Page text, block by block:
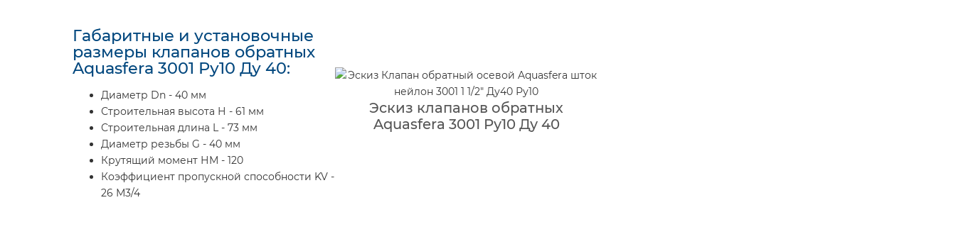
Габаритные и установочные
размеры клапанов обратных
Aquasfera 3001 Ру10 Ду 40:
Диаметр Dn - 40 мм
Строительная высота Н - 61 мм
Строительная длина L - 73 мм
Диаметр резьбы G - 40 мм
Крутящий момент НМ - 120
Коэффициент пропускной способности KV -
26 М3/4
Эскиз клапанов обратных
Aquasfera 3001 Ру10 Ду 40